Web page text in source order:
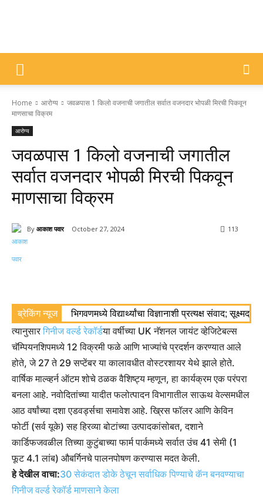
DIVYAJYOTI
SAMACHAR
Home आरोग्य
जवळपास 1 किलो वजनाची जगातील सर्वात वजनदार भोपळी मिरची पिकवून
माणसाचा विक्रम
आरोग्य
जवळपास 1 किलो वजनाची जगातील
सर्वात वजनदार भोपळी मिरची पिकवून
माणसाचा विक्रम
By आकाश पवार October 27, 2024 113
ब्रेकिंग न्यूज भिगवणमध्ये विद्यार्थ्यांचा विज्ञानाशी प्रत्यक्ष संवाद;
त्यानुसार गिनीज वर्ल्ड रेकॉर्डया वर्षीच्या UK नॅशनल जायंट व्हेजिटेबल्स
चॅम्पियनशिपमध्ये 12 विक्रमी फळे आणि भाज्यांचे प्रदर्शन करण्यात आले
होते, जे 27 ते 29 सप्टेंबर या कालावधीत वोस्टरशायर येथे झाले होते.
वार्षिक माल्व्हर्न ऑटम शोचे ठळक वैशिष्ट्य म्हणून, हा कार्यक्रम एक परंपरा
बनला आहे. नवोदितांच्या यादीत फलोत्पादन विभागातील साऊथ वेल्समधील
आठ वर्षांच्या दशा एडवर्ड्सचा समावेश आहे. ख्रिस फॉलर आणि केविन
फोर्टी (सर्व यूके) सह हिरव्या बोटांच्या उत्पादकांसोबत, दशाने
कार्डिफजवळील तिच्या कुटुंबाच्या फार्म पार्कमध्ये सर्वात उंच 41 सेमी (1
फूट 4.1 लांब) औबर्गिनचे पालनपोषण करण्यास मदत केली.
हे देखील वाचा:30 सेकंदात डोके ठेचून सर्वाधिक पिण्याचे कॅन बनवण्याचा
गिनीज वर्ल्ड रेकॉर्ड माणसाने केला